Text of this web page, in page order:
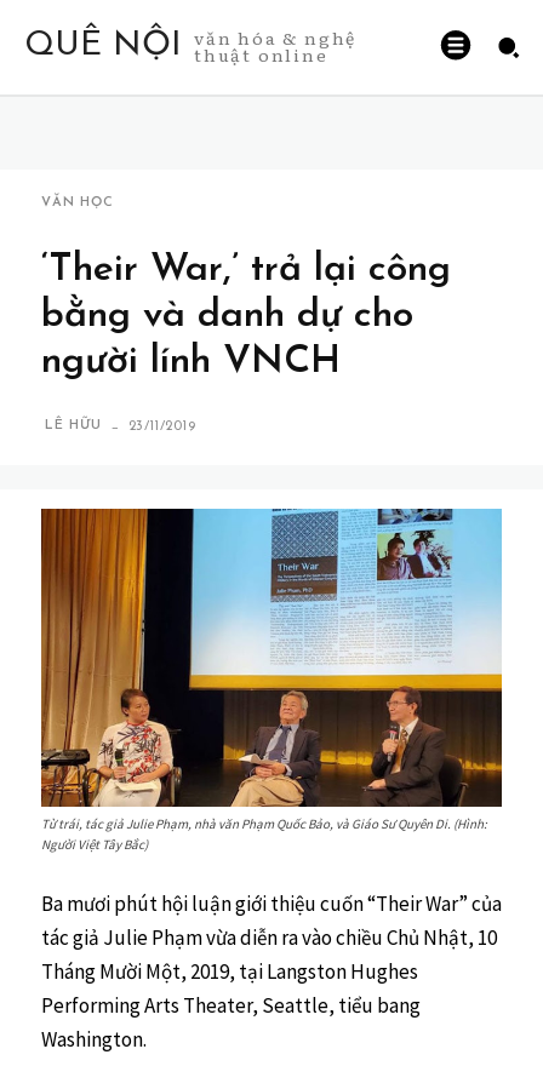
QUÊ NỘI văn hóa & nghệ
thuật online
VĂN HỌC
‘Their War,’ trả lại công
bằng và danh dự cho
người lính VNCH
LÊ HỮU - 23/11/2019
Từ trái, tác giả Julie Phạm, nhà văn Phạm Quốc Bảo, và Giáo Sư Quyên Di. (Hình:
Người Việt Tây Bắc)
Ba mươi phút hội luận giới thiệu cuốn “Their War” của
tác giả Julie Phạm vừa diễn ra vào chiều Chủ Nhật, 10
Tháng Mười Một, 2019, tại Langston Hughes
Performing Arts Theater, Seattle, tiểu bang
Washington.